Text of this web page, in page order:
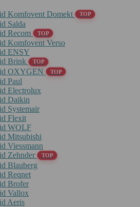
Komfovent Domekt
TOP
Salda
Recom
TOP
Komfovent Verso
ENSY
Brink
TOP
OXYGEN TOP
Paul
Electrolux
Daikin
Systemair
Flexit
WOLF
Mitsubishi
Viessmann
Zehnder
TOP
Blauberg
Reqnet
Brofer
Vallox
Aeris